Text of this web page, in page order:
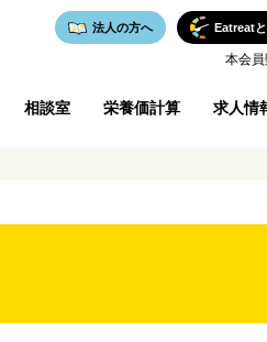
Eatreat
法人の方へ
本会
相談室 栄養価計算 求人情